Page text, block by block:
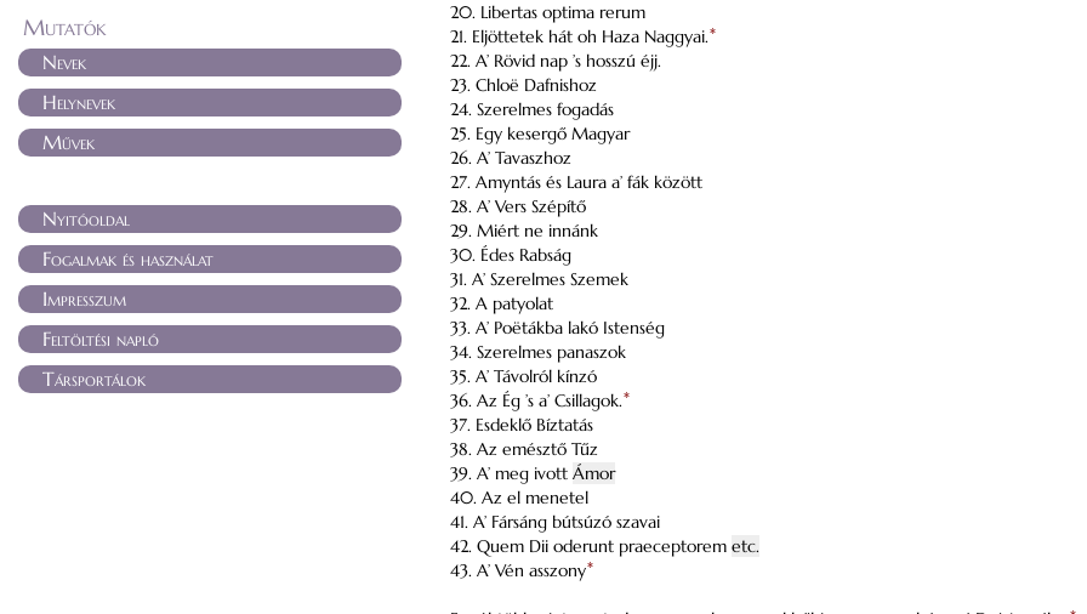
Mutatók
Nevek
Helynevek
Művek
Nyitóoldal
Fogalmak és használat
Impresszum
Feltöltési napló
Társportálok
20. Libertas optima rerum
21. Eljöttetek hát oh Haza Naggyai.*
22. A’ Rövid nap ’s hosszú éjj.
23. Chloë Dafnishoz
24. Szerelmes fogadás
25. Egy kesergő Magyar
26. A’ Tavaszhoz
27. Amyntás és Laura a’ fák között
28. A’ Vers Szépítő
29. Miért ne innánk
30. Édes Rabság
31. A’ Szerelmes Szemek
32. A patyolat
33. A’ Poëtákba lakó Istenség
34. Szerelmes panaszok
35. A’ Távolról kínzó
36. Az Ég ’s a’ Csillagok.*
37. Esdeklő Bíztatás
38. Az emésztő Tűz
39. A’ meg ivott Ámor
40. Az el menetel
41. A’ Fársáng bútsúzó szavai
42. Quem Dii oderunt praeceptorem etc.
43. A’ Vén asszony*